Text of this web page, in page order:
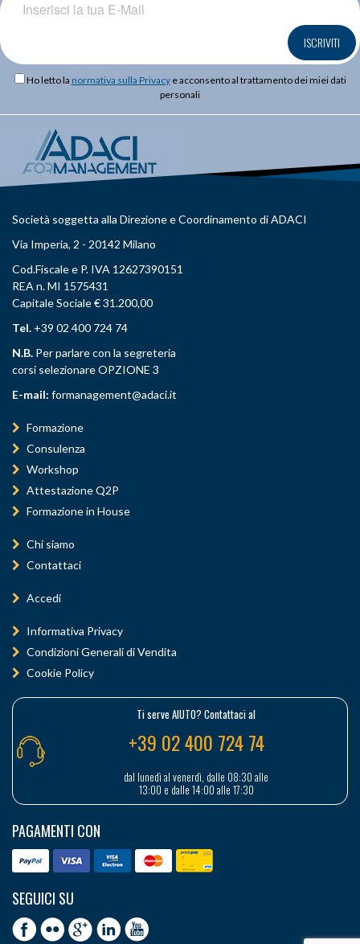
ISCRIVITI
Ho letto la normativa sulla Privacye acconsento al trattamento dei miei dati
personali
Società soggetta alla Direzione e Coordinamento di ADACI
Via Imperia, 2 - 20142 Milano
Cod.Fiscale e P. IVA 12627390151
REA n. MI 1575431
Capitale Sociale € 31.200,00
Tel. +39 02 400 724 74
N.B. Per parlare con la segreteria
corsi selezionare OPZIONE 3
E-mail: formanagement@adaci.it
Formazione
Consulenza
Workshop
Attestazione Q2P
Formazione in House
Chi siamo
Contattaci
Accedi
Informativa Privacy
Condizioni Generali di Vendita
Cookie Policy
Ti serve AIUTO? Contattaci al
+39 02 400 724 74
dal lunedì al venerdì, dalle 08:30 alle
13:00 e dalle 14:00 alle 17:30
PAGAMENTI CON
SEGUICI SU